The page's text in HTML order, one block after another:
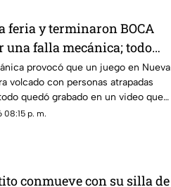
feria y terminaron BOCA
una falla mecánica; todo
en video
provocó que un juego en Nueva
volcado con personas atrapadas
quedó grabado en un video que
08:15 p. m.
conmueve con su silla de